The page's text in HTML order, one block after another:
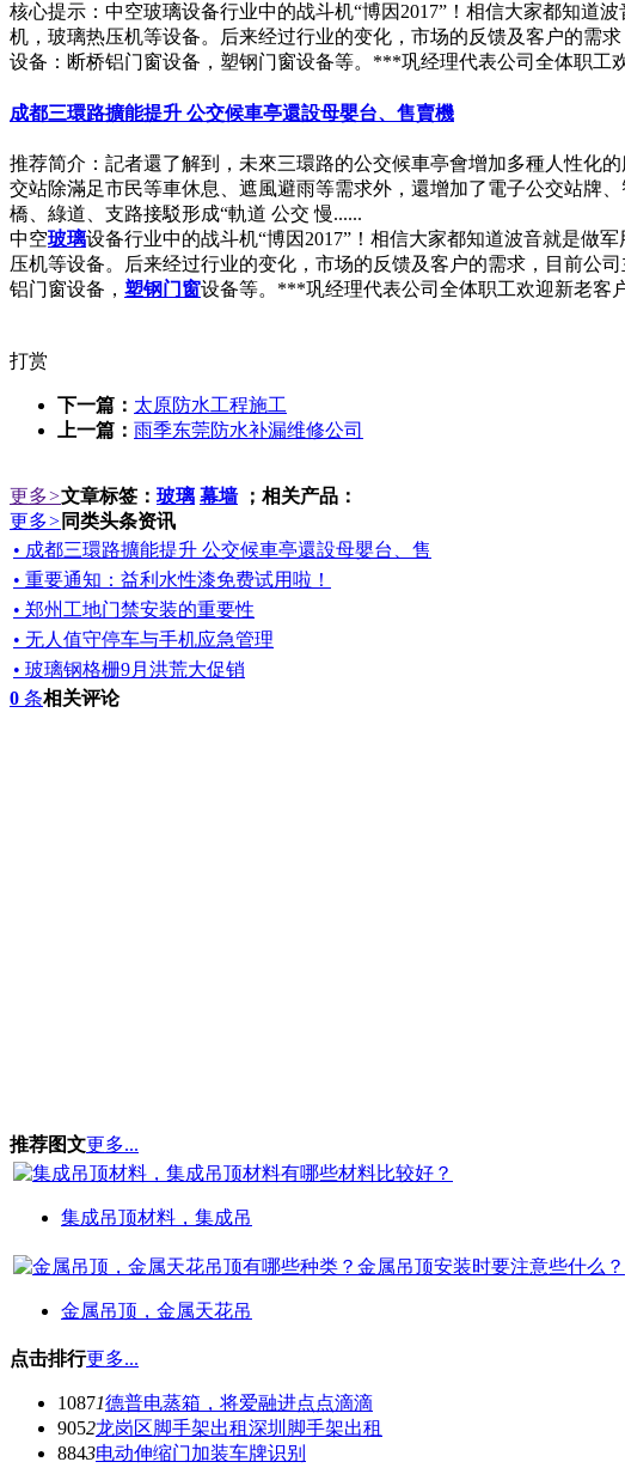
核心提示：中空玻璃设备行业中的战斗机“博因2017”！相信大家都知道
机，玻璃热压机等设备。后来经过行业的变化，市场的反馈及客户的需
设备：断桥铝门窗设备，塑钢门窗设备等。***巩经理代表公司全体职工
成都三環路擴能提升 公交候車亭還設母嬰台、售賣機
推荐简介：記者還了解到，未來三環路的公交候車亭會增加多種人性化
交站除滿足市民等車休息、遮風避雨等需求外，還增加了電子公交站牌
橋、綠道、支路接駁形成“軌道 公交 慢......
中空玻璃设备行业中的战斗机“博因2017”！相信大家都知道波音就是做
压机等设备。后来经过行业的变化，市场的反馈及客户的需求，目前公
铝门窗设备， 塑钢门窗设备等。***巩经理代表公司全体职工欢迎新老客
打赏
下一篇： 太原防水工程施工
上一篇： 雨季东莞防水补漏维修公司
更多>文章标签： 玻璃 幕墙；相关产品：
更多> 同类头条资讯
• 成都三環路擴能提升 公交候車亭還設母嬰台、售
• 重要通知：益利水性漆免费试用啦！
• 郑州工地门禁安装的重要性
• 无人值守停车与手机应急管理
• 玻璃钢格栅9月洪荒大促销
0 条相关评论
推荐图文更多...
集成吊顶材料，集成吊
金属吊顶，金属天花吊
点击排行更多...
10871德普电蒸箱，将爱融进点点滴滴
9052龙岗区脚手架出租深圳脚手架出租
8843电动伸缩门加装车牌识别